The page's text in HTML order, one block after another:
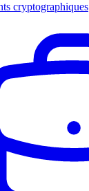
cryptographiques